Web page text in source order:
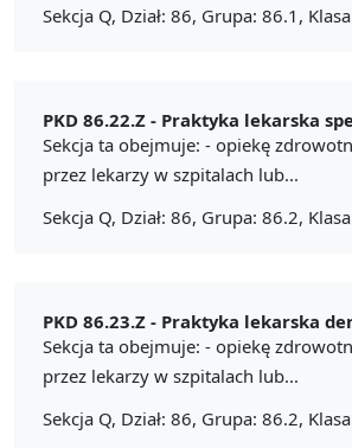
Sekcja Q, Dział: 86, Grupa: 86.1,
PKD 86.22.Z - Praktyka lekarska
Sekcja ta obejmuje: - opiekę
przez lekarzy w szpitalach lub...
Sekcja Q, Dział: 86, Grupa: 86.2,
PKD 86.23.Z - Praktyka lekarska
Sekcja ta obejmuje: - opiekę
przez lekarzy w szpitalach lub...
Sekcja Q, Dział: 86, Grupa: 86.2,